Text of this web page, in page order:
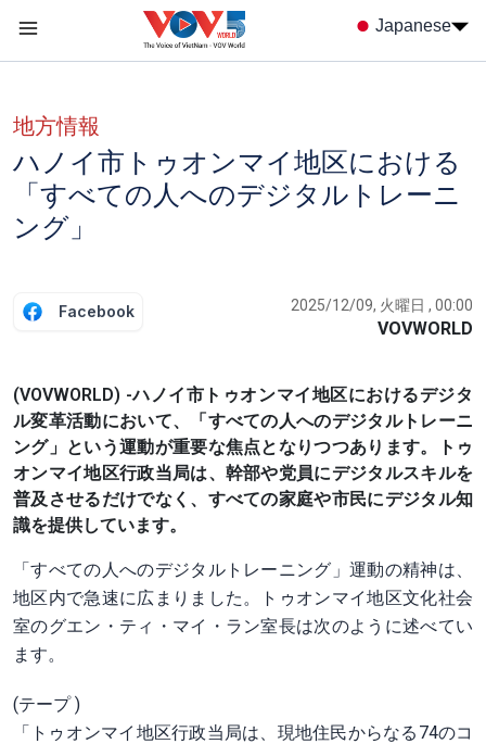
Japanese
地方情報
ハノイ市トゥオンマイ地区における
「すべての人へのデジタルトレーニ
ング」
Facebook 2025/12/09, 火曜日 , 00:00
VOVWORLD
(VOVWORLD) -ハノイ市トゥオンマイ地区におけるデジタ
ル変革活動において、「すべての人へのデジタルトレーニ
ング」という運動が重要な焦点となりつつあります。トゥ
オンマイ地区行政当局は、幹部や党員にデジタルスキルを
普及させるだけでなく、すべての家庭や市民にデジタル知
識を提供しています。
「すべての人へのデジタルトレーニング」運動の精神は、
地区内で急速に広まりました。トゥオンマイ地区文化社会
室のグエン・ティ・マイ・ラン室長は次のように述べてい
ます。
(テープ )
「トゥオンマイ地区行政当局は、現地住民からなる74のコ